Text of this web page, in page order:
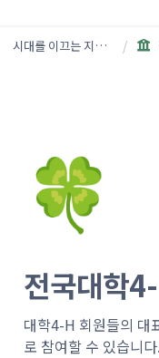
시대를 이끄는 지성, 대학4-H /
🍀
전국대학
대학4-H 회원들의 대
로 참여할 수 있습니다.